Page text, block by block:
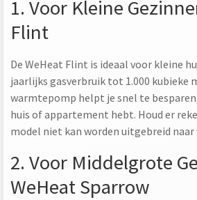
1. Voor Kleine
Flint
De WeHeat Flint is ideaal voor kleine
jaarlijks gasverbruik tot 1.000 kubieke
warmtepomp helpt je snel te
huis of appartement hebt. Houd er
model niet kan worden uitgebreid
2. Voor Middelgrote
WeHeat Sparrow